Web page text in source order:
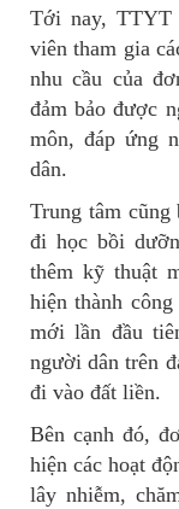
Tới nay, TTYT
viên tham gia
nhu cầu của
đảm bảo được
môn, đáp ứng
dân.
Trung tâm
đi học bồi
thêm kỹ thuật
hiện thành
mới lần đầu
người dân trên
đi vào đất liền.
Bên cạnh đó,
hiện các hoạt
lây nhiễm,